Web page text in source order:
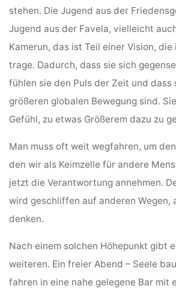
stehen. Die Jugend aus der
Jugend aus der Favela, vielleicht
Kamerun, das ist Teil einer Vision, die
trage. Dadurch, dass sie sich
fühlen sie den Puls der Zeit und dass
größeren globalen Bewegung sind.
Gefühl, zu etwas Größerem dazu zu
Man muss oft weit wegfahren, um
den wir als Keimzelle für andere
jetzt die Verantwortung annehmen.
wird geschliffen auf anderen Wegen,
denken.
Nach einem solchen Höhepunkt gibt
weiteren. Ein freier Abend – Seele
fahren in eine nahe gelegene Bar mit